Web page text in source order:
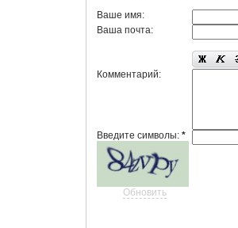
Ваше имя:
Ваша почта:
Комментарий:
Введите символы:*
Обновить